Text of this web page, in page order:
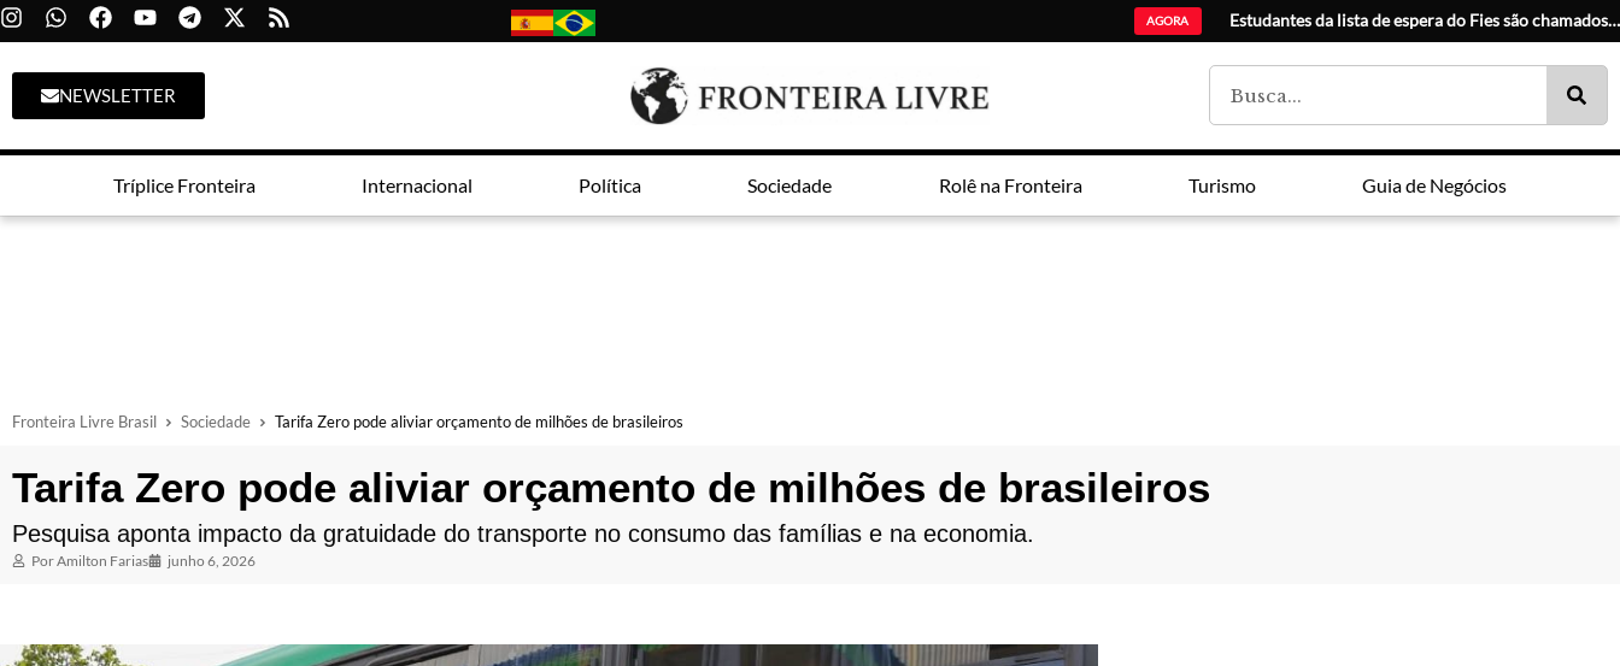
AGORA IA e análi
NEWSLETTER
Tríplice Fronteira Internacional Política Sociedade Rolê na Fronteira Turismo Guia de Negócios
Fronteira Livre Brasil Sociedade Tarifa Zero pode aliviar orçamento de milhões de brasileiros
Tarifa Zero pode aliviar orçamento de milhões de brasileiros
Pesquisa aponta impacto da gratuidade do transporte no consumo das famílias e na economia.
PorAmilton Farias junho 6, 2026